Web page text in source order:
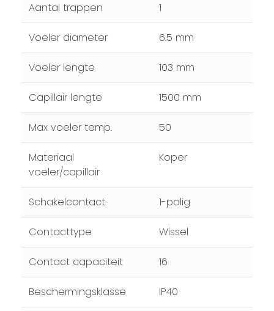
Aantal trappen 1
Voeler diameter 6.5 mm
Voeler lengte 103 mm
Capillair lengte 1500 mm
Max voeler temp. 50
Materiaal
voeler/capillair
Koper
Schakelcontact 1-polig
Contacttype Wissel
Contact capaciteit 16
Beschermingsklasse IP40